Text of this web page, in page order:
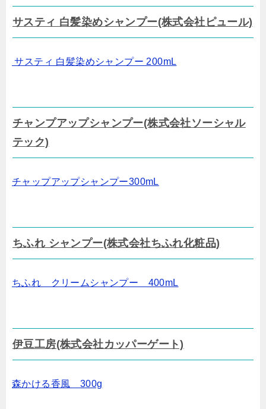
サスティ 白髪染めシャンプー(株式会社ピュール)
サスティ 白髪染めシャンプー 200mL
チャンプアップシャンプー(株式会社ソーシャル
テック)
チャップアップシャンプー300mL
ちふれ シャンプー(株式会社ちふれ化粧品)
ちふれ クリームシャンプー 400mL
伊豆工房(株式会社カッパーゲート)
森かける香風 300g